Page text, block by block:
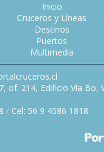
Inicio
Cruceros y Líneas
Destinos
Puertos
Multimedia
of. 214, Edificio Vía Bo,
/ Cel: 56 9 4586 1818